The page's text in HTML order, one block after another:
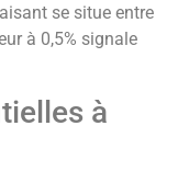
se situe entre
à 0,5% signale
à